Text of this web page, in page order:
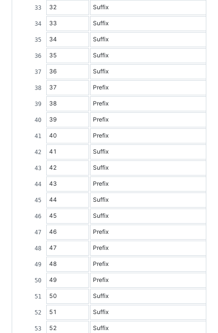
32 Suffix
33 Suffix
34 Suffix
35 Suffix
36 Suffix
37 Prefix
38 Prefix
39 Prefix
40 Prefix
41 Suffix
42 Suffix
43 Prefix
44 Suffix
45 Suffix
46 Prefix
47 Prefix
48 Prefix
49 Prefix
50 Suffix
51 Suffix
52 Suffix